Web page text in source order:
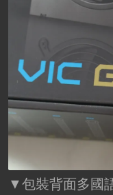
▼包裝背面多國